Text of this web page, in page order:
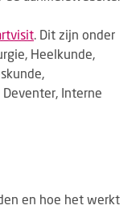
. Dit zijn onder
Heelkunde,
Deventer, Interne
en hoe het werkt